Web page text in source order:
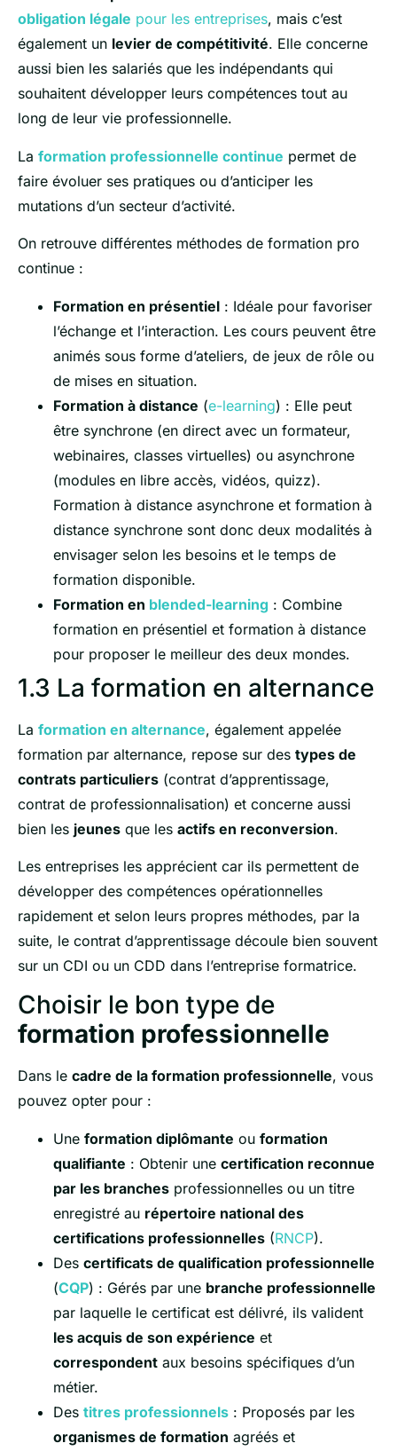
obligation légale pour les entreprises, mais c’est
également un levier de compétitivité. Elle concerne
aussi bien les salariés que les indépendants qui
souhaitent développer leurs compétences tout au
long de leur vie professionnelle.
La formation professionnelle continue permet de
faire évoluer ses pratiques ou d’anticiper les
mutations d’un secteur d’activité.
On retrouve différentes méthodes de formation pro
continue :
Formation en présentiel : Idéale pour favoriser
l’échange et l’interaction. Les cours peuvent être
animés sous forme d’ateliers, de jeux de rôle ou
de mises en situation.
Formation à distance (e-learning) : Elle peut
être synchrone (en direct avec un formateur,
webinaires, classes virtuelles) ou asynchrone
(modules en libre accès, vidéos, quizz).
Formation à distance asynchrone et formation à
distance synchrone sont donc deux modalités à
envisager selon les besoins et le temps de
formation disponible.
Formation en blended-learning : Combine
formation en présentiel et formation à distance
pour proposer le meilleur des deux mondes.
1.3 La formation en alternance
La formation en alternance, également appelée
formation par alternance, repose sur des types de
contrats particuliers (contrat d’apprentissage,
contrat de professionnalisation) et concerne aussi
bien les jeunes que les actifs en reconversion.
Les entreprises les apprécient car ils permettent de
développer des compétences opérationnelles
rapidement et selon leurs propres méthodes, par la
suite, le contrat d’apprentissage découle bien souvent
sur un CDI ou un CDD dans l’entreprise formatrice.
Choisir le bon type de
formation professionnelle
Dans le cadre de la formation professionnelle, vous
pouvez opter pour :
Une formation diplômante ou formation
qualifiante : Obtenir une certification reconnue
par les branches professionnelles ou un titre
enregistré au répertoire national des
certifications professionnelles (RNCP).
Des certificats de qualification professionnelle
(CQP) : Gérés par une branche professionnelle
par laquelle le certificat est délivré, ils valident
les acquis de son expérience et
correspondent aux besoins spécifiques d’un
métier.
Des titres professionnels : Proposés par les
organismes de formation agréés et